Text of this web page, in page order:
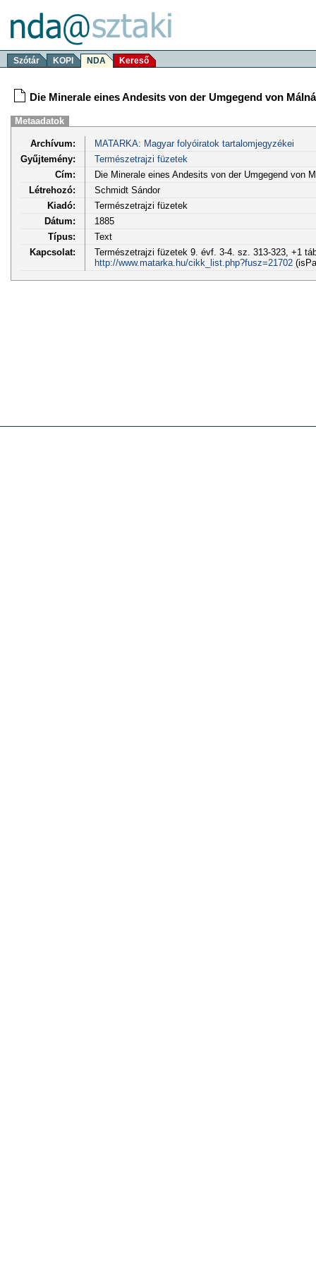
Szótár KOPI NDA Kereső
Die Minerale eines Andesits von der Umgegend von
Metaadatok
Archívum:
MATARKA: Magyar folyóiratok tartalomjegyzékei
Gyűjtemény:
Természetrajzi füzetek
Cím:
Die Minerale eines Andesits von der Umgegend von
Létrehozó:
Schmidt Sándor
Kiadó:
Természetrajzi füzetek
Dátum:
1885
Típus:
Text
Kapcsolat:
Természetrajzi füzetek 9. évf. 3-4. sz. 313-323, +1
http://www.matarka.hu/cikk_list.php?fusz=21702